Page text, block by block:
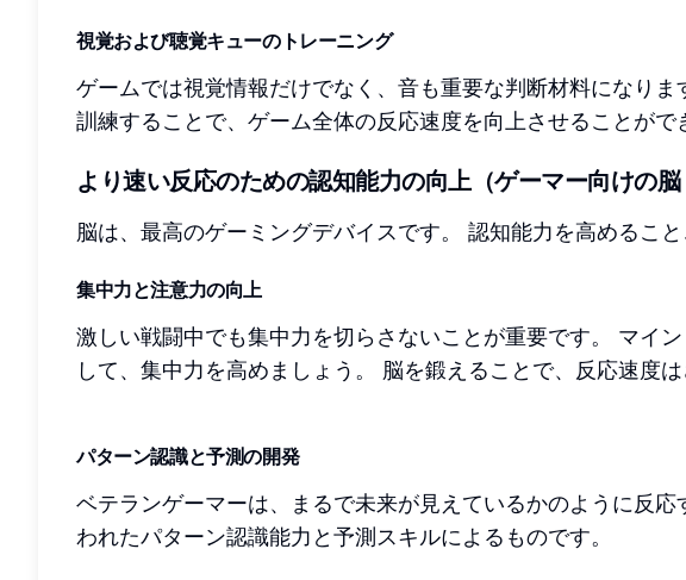
視覚および聴覚キューのトレーニング
ゲームでは視覚情報だけでなく、音も重要な判断材料になり
訓練することで、ゲーム全体の反応速度を向上させることがで
より速い反応のための認知能力の向上（ゲーマー向けの脳
脳は、最高のゲーミングデバイスです。 認知能力を高めるこ
集中力と注意力の向上
激しい戦闘中でも集中力を切らさないことが重要です。 マイ
して、集中力を高めましょう。 脳を鍛えることで、反応速度は
パターン認識と予測の開発
ベテランゲーマーは、まるで未来が見えているかのように反
われたパターン認識能力と予測スキルによるものです。